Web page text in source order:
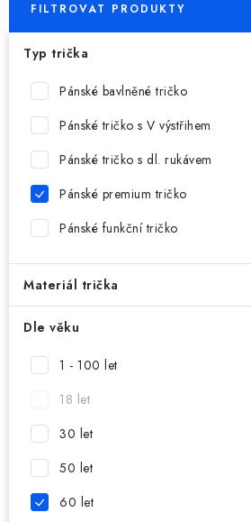
VLASTNÍ MOTIV
TRIČKA
MIKINY
OKAMŽITĚ K ODBĚRU
B2B
MÁM SRDCE POMÁHÁM
VÁNOCE
PROVIZNÍ SYSTÉM
O nás Časté otázky
Zásady zpracování ochrany osobních údajů
Kontakty
FILTROVAT PRODUKTY
Typ trička
Pánské bavlněné tričko
Pánské tričko s V výstřihem
Pánské tričko s dl. rukávem
Pánské premium tričko
Pánské funkční tričko
Materiál trička
Dle věku
1 - 100 let
18 let
30 let
50 let
60 let